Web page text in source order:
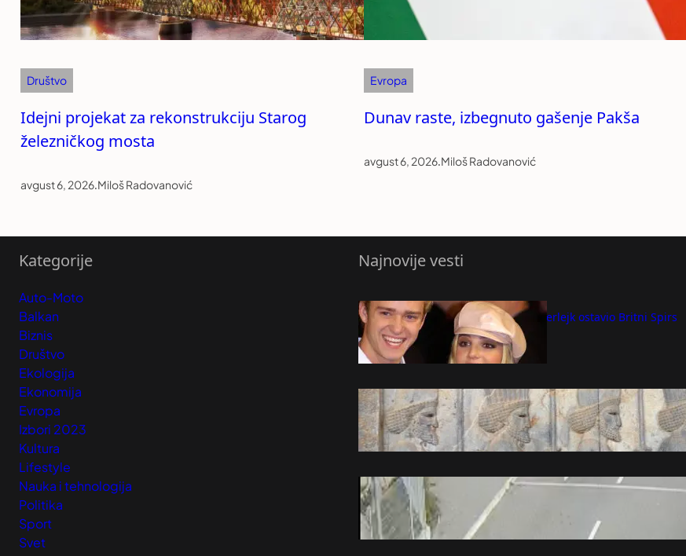
Društvo
Idejni projekat za rekonstrukciju Starog
železničkog mosta
avgust 6, 2026.Miloš Radovanović
Evropa
Dunav raste, izbegnuto gašenje Pakša
avgust 6, 2026.Miloš Radovanović
Kategorije
Auto-Moto
Balkan
Biznis
Društvo
Ekologija
Ekonomija
Evropa
Izbori 2023
Kultura
Lifestyle
Nauka i tehnologija
Politika
Sport
Svet
Najnovije vesti
Džastin Timberlejk ostavio Britni Spirs
preko poruke
avgust 6, 2026
Novo otkriće mijenja pogled na prvu
vojnu supersilu svijeta
avgust 6, 2026
Nerealne scene na granici sa Crnom
Gorom: Kamere sve zabeležile, sad je
pravo vreme (foto)
avgust 6, 2026